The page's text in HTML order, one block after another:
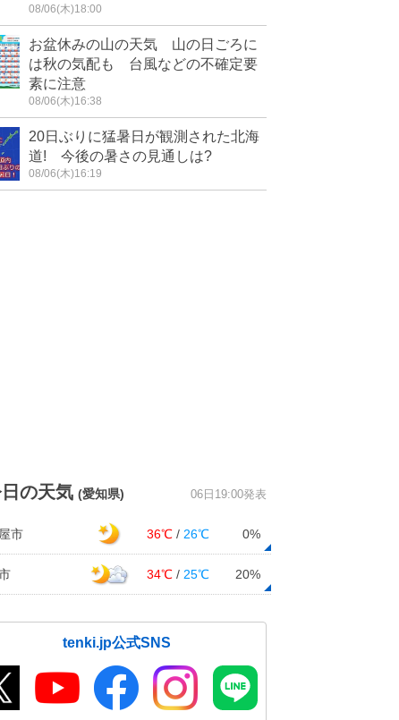
08/06(木)18:00
お盆休みの山の天気 山の日ごろに
は秋の気配も 台風などの不確定要
素に注意
08/06(木)16:38
20日ぶりに猛暑日が観測された北海
道! 今後の暑さの見通しは?
08/06(木)16:19
の天気 (愛知県) 06日19:00発表
市 36℃ / 26℃ 0%
34℃ / 25℃ 20%
tenki.jp公式SNS